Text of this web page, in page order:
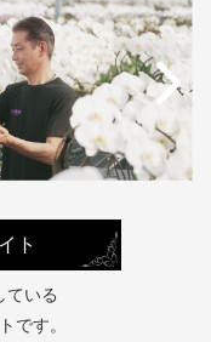
ト
ている
です。